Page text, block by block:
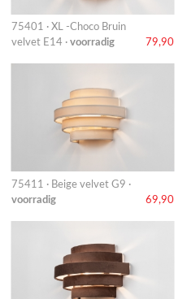
75401 · XL -Choco Bruin
velvet E14 · voorradig 79,90
75411 · Beige velvet G9 ·
voorradig
69,90